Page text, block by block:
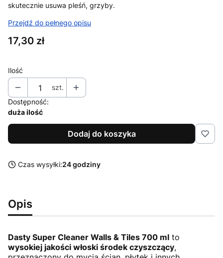
skutecznie usuwa pleśń, grzyby.
Przejdź do pełnego opisu
Cena
17,30 zł
Ilość
szt.
Dostępność:
duża ilość
Dodaj do koszyka
Czas wysyłki:24 godziny
Opis
Dasty Super Cleaner Walls & Tiles 700 ml to
wysokiej jakości włoski środek czyszczący,